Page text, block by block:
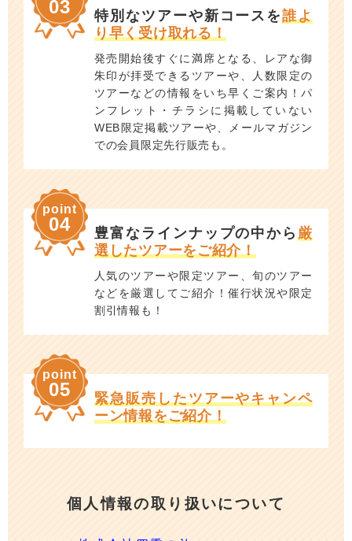
03 特別なツアーや新コースを誰よ
り早く受け取れる！
発売開始後すぐに満席となる、レアな御
朱印が拝受できるツアーや、人数限定の
ツアーなどの情報をいち早くご案内！パ
ンフレット・チラシに掲載していない
WEB限定掲載ツアーや、メールマガジン
での会員限定先行販売も。
point
04 豊富なラインナップの中から厳
選したツアーをご紹介！
人気のツアーや限定ツアー、旬のツアー
などを厳選してご紹介！催行状況や限定
割引情報も！
point
05
緊急販売したツアーやキャンペ
ーン情報をご紹介！
個人情報の取り扱いについて